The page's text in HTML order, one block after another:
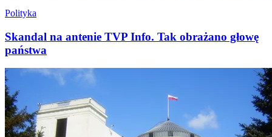
Polityka
Skandal na antenie TVP Info. Tak obrażano głowę
państwa